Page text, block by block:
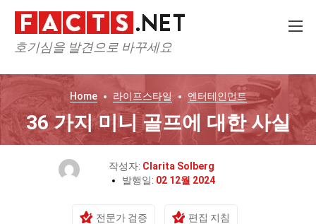
호기심을 발견으로 바꾸세요
Home 라이프스타일 엔터테인먼트
36 가지 미니 골프에 대한 사실
작성자: Clarita Solberg
발행일: 02 12월 2024
전문가 검증 편집 지침